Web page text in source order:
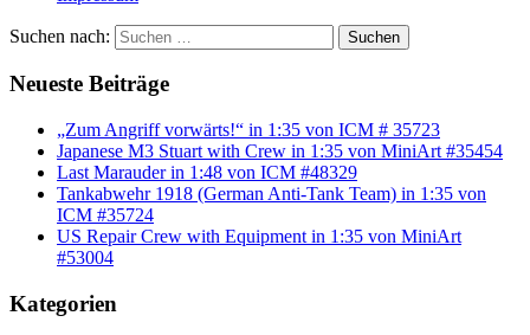
Suchen nach: Suchen
Neueste Beiträge
„Zum Angriff vorwärts!“ in 1:35 von ICM # 35723
Japanese M3 Stuart with Crew in 1:35 von MiniArt #35454
Last Marauder in 1:48 von ICM #48329
Tankabwehr 1918 (German Anti-Tank Team) in 1:35 von
ICM #35724
US Repair Crew with Equipment in 1:35 von MiniArt
#53004
Kategorien